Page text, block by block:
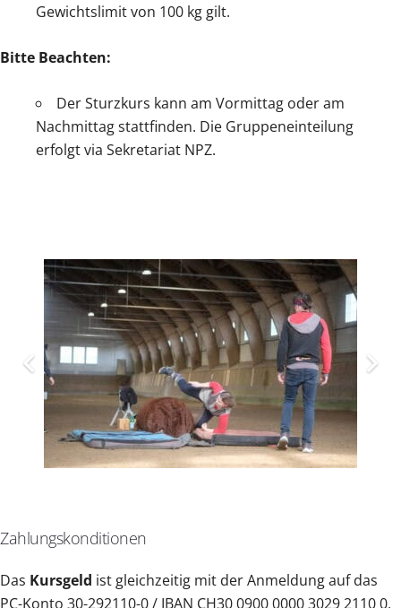
Gewichtslimit von 100 kg gilt.
Bitte Beachten:
Der Sturzkurs kann am Vormittag oder am
Nachmittag stattfinden. Die Gruppeneinteilung
erfolgt via Sekretariat NPZ.
Zahlungskonditionen
Das Kursgeld ist gleichzeitig mit der Anmeldung auf das
PC-Konto 30-292110-0 / IBAN CH30 0900 0000 3029 2110 0,